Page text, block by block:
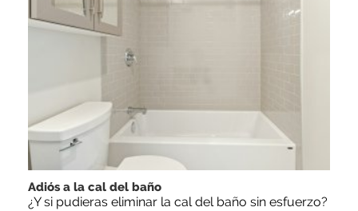
Adiós a la cal del baño
¿Y si pudieras eliminar la cal del baño sin esfuerzo?